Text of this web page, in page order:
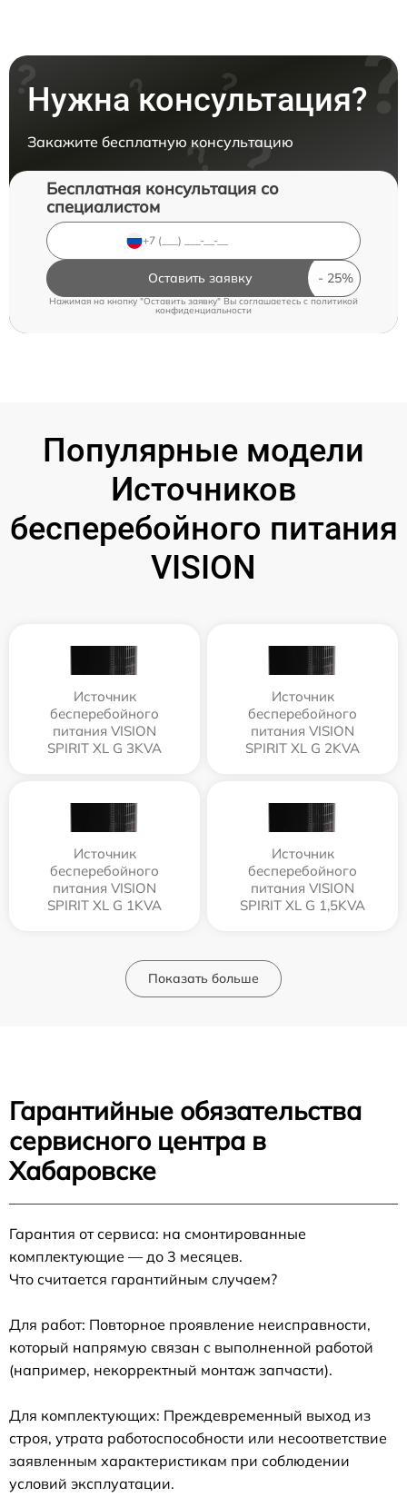
Нужна консультация?
Закажите бесплатную консультацию
Бесплатная консультация со
специалистом
Оставить заявку
Нажимая на кнопку "Оставить заявку" Вы соглашаетесь cполитикой
конфиденциальности
Популярные модели
Источников
бесперебойного питания
VISION
Источник
бесперебойного
питания VISION
SPIRIT XL G 3KVA
Источник
бесперебойного
питания VISION
SPIRIT XL G 2KVA
Источник
бесперебойного
питания VISION
SPIRIT XL G 1KVA
Источник
бесперебойного
питания VISION
SPIRIT XL G 1,5KVA
Показать больше
Гарантийные обязательства
сервисного центра в
Хабаровске
Гарантия от сервиса: на смонтированные
комплектующие — до 3 месяцев.
Что считается гарантийным случаем?
Для работ: Повторное проявление неисправности,
который напрямую связан с выполненной работой
(например, некорректный монтаж запчасти).
Для комплектующих: Преждевременный выход из
строя, утрата работоспособности или несоответствие
заявленным характеристикам при соблюдении
условий эксплуатации.